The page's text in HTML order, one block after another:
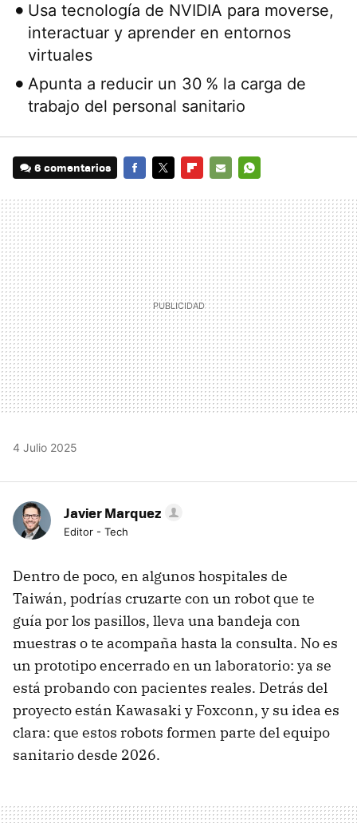
Usa tecnología de NVIDIA para moverse,
interactuar y aprender en entornos
virtuales
Apunta a reducir un 30 % la carga de
trabajo del personal sanitario
6 comentarios
MAIL
4 Julio 2025
Javier Marquez
Editor - Tech
Dentro de poco, en algunos hospitales de
Taiwán, podrías cruzarte con un robot que te
guía por los pasillos, lleva una bandeja con
muestras o te acompaña hasta la consulta. No es
un prototipo encerrado en un laboratorio: ya se
está probando con pacientes reales. Detrás del
proyecto están Kawasaki y Foxconn, y su idea es
clara: que estos robots formen parte del equipo
sanitario desde 2026.